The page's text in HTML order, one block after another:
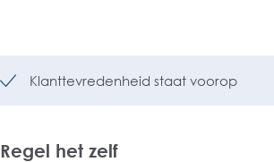
Klanttevredenheid staat voorop
Regel het zelf